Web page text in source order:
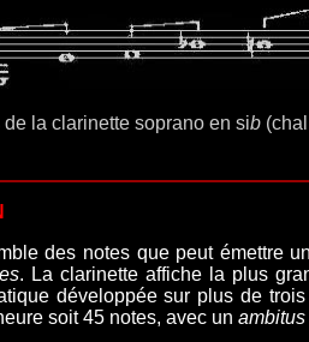
la clarinette soprano en sib
des notes que peut émettre
. La clarinette affiche la plus
développée sur plus de
soit 45 notes, avec un ambitus